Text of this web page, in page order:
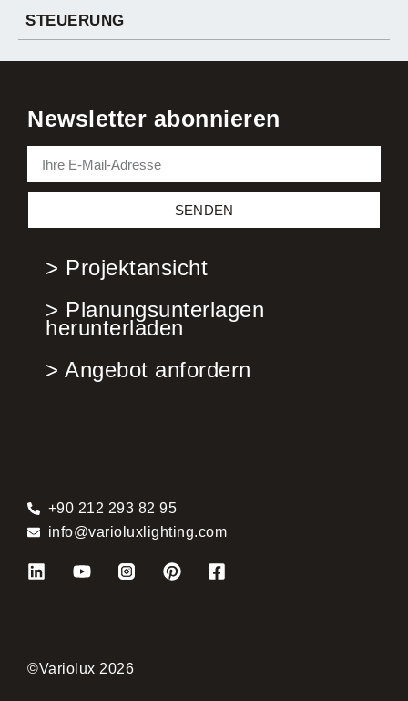
STEUERUNG
Newsletter abonnieren
SENDEN
> Projektansicht
> Planungsunterlagen
herunterladen
> Angebot anfordern
+90 212 293 82 95
info@varioluxlighting.com
©Variolux 2026